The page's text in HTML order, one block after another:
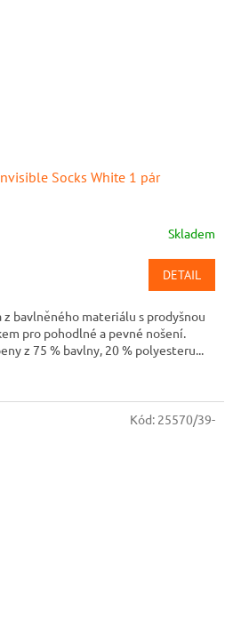
Socks White 1 pár
Skladem
DETAIL
bavlněného materiálu s prodyšnou
pro pohodlné a pevné nošení.
z 75 % bavlny, 20 % polyesteru...
Kód: 25570/39-